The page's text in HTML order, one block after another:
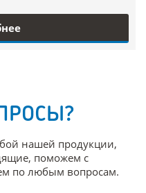
нашей продукции,
поможем с
по любым вопросам.